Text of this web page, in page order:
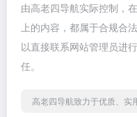
由高老四导航实际控制，
上的内容，都属于合规合
以直接联系网站管理员进
任。
高老四导航致力于优质、实